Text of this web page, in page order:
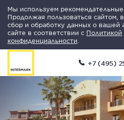
Мы используем рекомендательные
Продолжая пользоваться сайтом,
сбор и обработку данных о вашей
сайте в соответствии с Политикой
конфиденциальности
+7 (495)